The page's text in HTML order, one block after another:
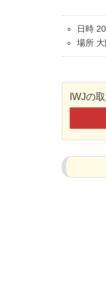
日時
場所 大
IWJの